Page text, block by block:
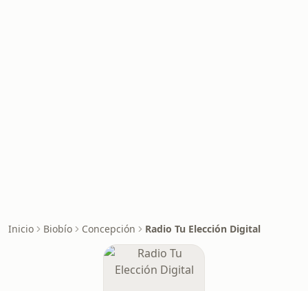
Inicio Biobío Concepción Radio Tu Elección Digital